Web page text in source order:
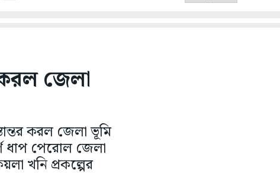
করল জেলা
করল জেলা ভূমি
ধাপ পেরোল জেলা
খনি প্রকল্পের